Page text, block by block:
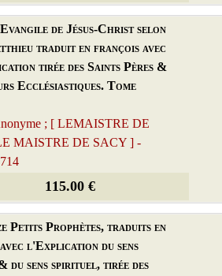
de Jésus-Christ selon
traduit en françois avec
tirée des Saints Pères &
Ecclésiastiques. Tome
; [ LEMAISTRE DE
MAISTRE DE SACY ] -
115.00 €
Petits Prophètes, traduits en
l'Explication du sens
sens spirituel, tirée des